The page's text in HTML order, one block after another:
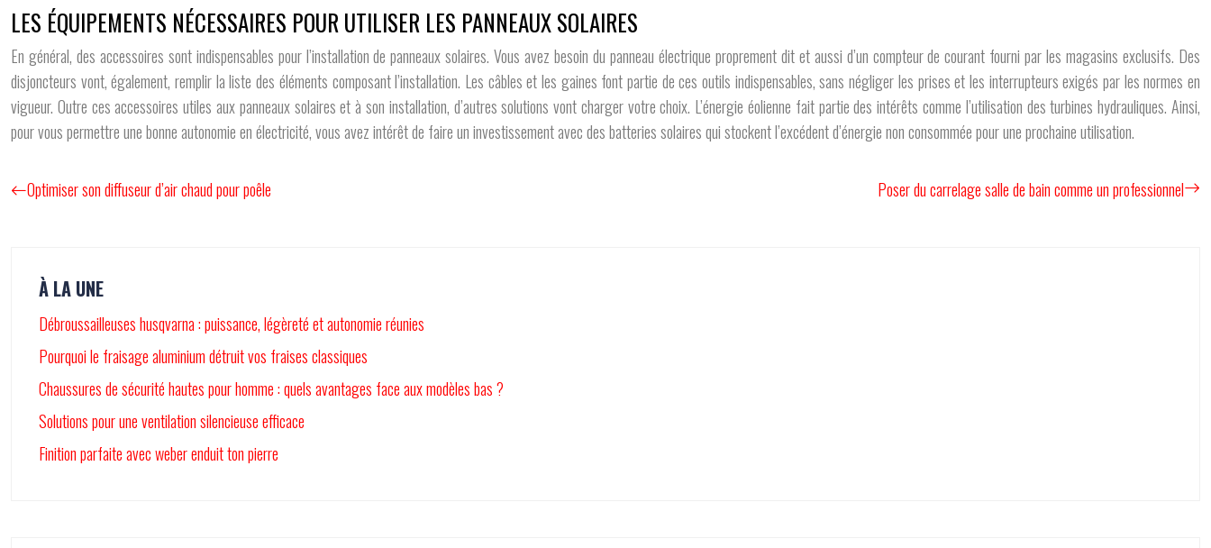
LES ÉQUIPEMENTS NÉCESSAIRES POUR UTILISER LES PANNEAUX SOLAIRES
En général, des accessoires sont indispensables pour l’installation de panneaux solaires. Vous avez besoin du panneau électrique proprement dit et aussi d’un compteur de courant fourni par les magasins exclusifs. Des
disjoncteurs vont, également, remplir la liste des éléments composant l’installation. Les câbles et les gaines font partie de ces outils indispensables, sans négliger les prises et les interrupteurs exigés par les normes en
vigueur. Outre ces accessoires utiles aux panneaux solaires et à son installation, d’autres solutions vont charger votre choix. L’énergie éolienne fait partie des intérêts comme l’utilisation des turbines hydrauliques. Ainsi,
pour vous permettre une bonne autonomie en électricité, vous avez intérêt de faire un investissement avec des batteries solaires qui stockent l’excédent d’énergie non consommée pour une prochaine utilisation.
Optimiser son diffuseur d’air chaud pour poêle Poser du carrelage salle de bain comme un professionnel
À LA UNE
Débroussailleuses husqvarna : puissance, légèreté et autonomie réunies
Pourquoi le fraisage aluminium détruit vos fraises classiques
Chaussures de sécurité hautes pour homme : quels avantages face aux modèles bas ?
Solutions pour une ventilation silencieuse efficace
Finition parfaite avec weber enduit ton pierre